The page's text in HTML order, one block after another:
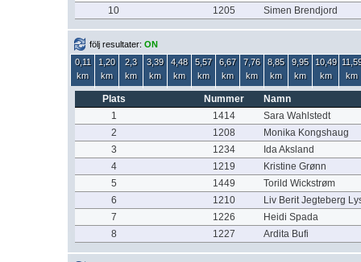
10
1205 Simen Brendjord
följ resultater: ON
0,11
km
1,20
km
2,3
km
3,39
km
4,48
km
5,57
km
6,67
km
7,76
km
8,85
km
9,95
km
10,49
km
km
Plats Nummer
Namn
1
1414
Sara Wahlstedt
2
1208
Monika Kongshaug
3
1234
Ida Aksland
4
1219
Kristine Grønn
5
1449
Torild Wickstrøm
6
1210
Liv Berit Jegteberg
7
1226
Heidi Spada
8
1227 Ardita Bufi